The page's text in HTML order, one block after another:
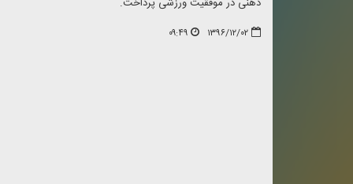
۱۳۹۶/۱۲/۰۲ ۰۹:۴۹